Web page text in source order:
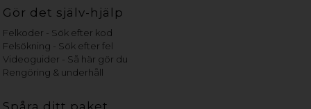
Gör det själv-hjälp
Felkoder - Sök efter kod
Felsökning - Sök efter fel
Videoguider - Så här gör du
Rengöring & underhåll
Spåra ditt paket